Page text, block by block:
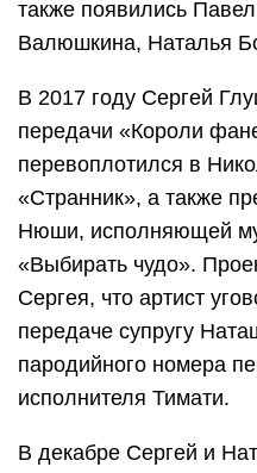
также появились
Валюшкина, Наталья
В 2017 году Сергей
передачи «Короли
перевоплотился в
«Странник», а также
Нюши, исполняющей
«Выбирать чудо».
Сергея, что артист
передаче супругу
пародийного номера
исполнителя Тимати.
В декабре Сергей и